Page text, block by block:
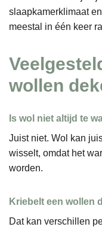
slaapkamerklimaat
meestal in één keer
wollen
Is wol niet altijd te
Juist niet. Wol kan
wisselt, omdat het
worden.
Kriebelt een wollen
Dat kan verschillen